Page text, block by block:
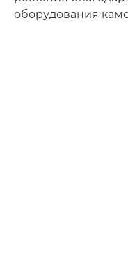
оборудования